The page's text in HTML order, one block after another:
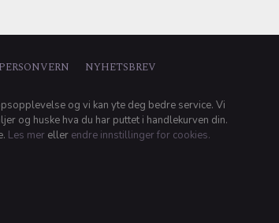
NYHETSBREV
og vi kan yte deg bedre service. Vi
og huske hva du har puttet i handlekurven din.
Les mer eller endre innstillinger for cookies.